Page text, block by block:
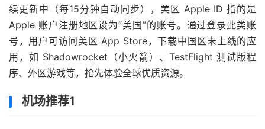
续更新中（每15分钟自动同步），美区 Apple ID 指的是
Apple 账户注册地区设为“美国”的账号。通过登录此类账
号，用户可访问美区 App Store，下载中国区未上线的应
用，如 Shadowrocket（小火箭）、TestFlight 测试版程
序、外区游戏等，抢先体验全球优质资源。
机场推荐1